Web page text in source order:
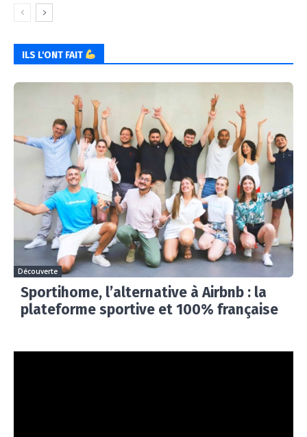
ILS L'ONT FAIT
Découverte
Sportihome, l’alternative à Airbnb : la
plateforme sportive et 100% française